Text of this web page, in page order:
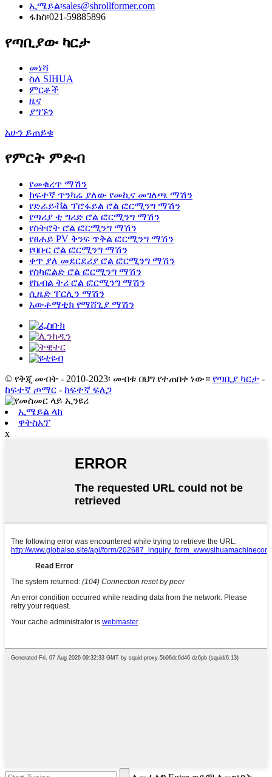
ኢሜይል፡sales@shrollformer.com
ፋክስ፡021-59885896
የጣቢያው ካርታ
መነሻ
ስለ SIHUA
ምርቶች
ዜና
ያግኙን
አሁን ይጠይቁ
የምርት ምድብ
የመቁረጥ ማሽን
ከፍተኛ ጥንካሬ ያለው የመኪና መገለጫ ማሽን
የድራይቭል ፕሮፋይል ሮል ፎርሚንግ ማሽን
የጣሪያ ቲ ግሪድ ሮል ፎርሚንግ ማሽን
የስትሮት ሮል ፎርሚንግ ማሽን
የፀሐይ PV ቅንፍ ጥቅል ፎርሚንግ ማሽን
የባቡር ሮል ፎርሚንግ ማሽን
ቀጥ ያለ መደርደሪያ ሮል ፎርሚንግ ማሽን
የስካፎልድ ሮል ፎርሚንግ ማሽን
የኬብል ትሪ ሮል ፎርሚንግ ማሽን
ሲዜድ ፐርሊን ማሽን
አውቶማቲክ የማሸጊያ ማሽን
© የቅጂ መብት - 2010-2023፡ መብቱ በህግ የተጠበቀ ነው። የጣቢያ ካርታ -
ከፍተኛ ጦማር - ከፍተኛ ፍለጋ
ኢሜይል ላክ
ዋትስአፕ
x